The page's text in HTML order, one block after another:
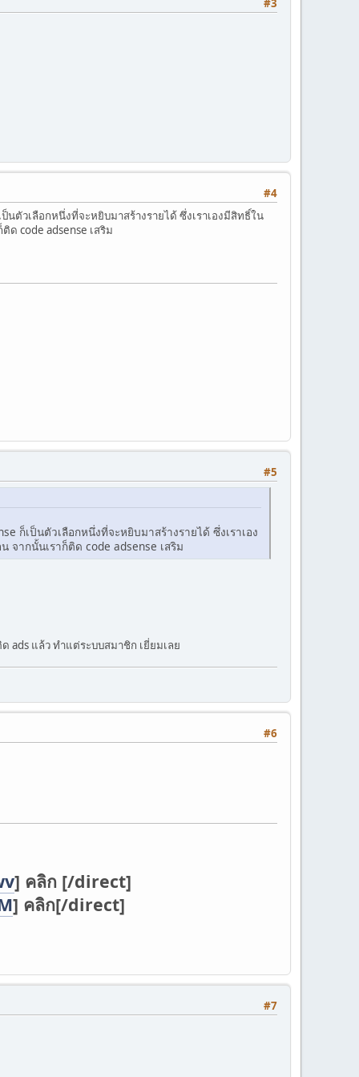
#3
#4
ตัวเลือกหนึ่งที่จะหยิบมาสร้างรายได้ ซึ่งเราเองมีสิทธิ์ใน
ด code adsense เสริม
#5
ก็เป็นตัวเลือกหนึ่งที่จะหยิบมาสร้างรายได้ ซึ่งเราเอง
จากนั้นเราก็ติด code adsense เสริม
ads แล้ว ทำแต่ระบบสมาชิก เยี่ยมเลย
#6
] คลิก [/direct]
] คลิก[/direct]
#7